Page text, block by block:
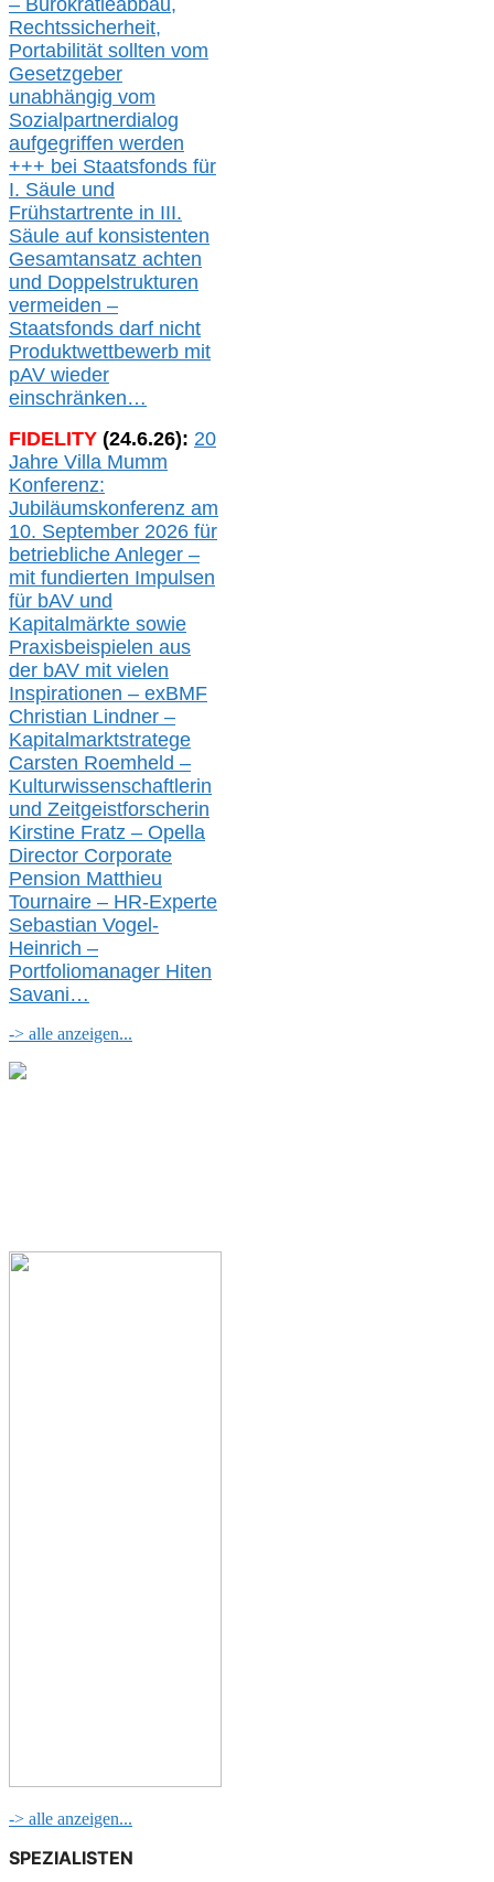
– Bürokratieabbau,
Rechtssicherheit,
Portabilität sollten vom
Gesetzgeber
unabhängig vom
Sozialpartnerdialog
aufgegriffen werden
+++ bei Staatsfonds für
I. Säule und
Frühstartrente in III.
Säule auf konsistenten
Gesamtansatz achten
und Doppelstrukturen
vermeiden –
Staatsfonds darf nicht
Produktwettbewerb mit
pAV wieder
einschränken…
FIDELITY (24.6.26): 20
Jahre Villa Mumm
Konferenz:
Jubiläumskonferenz am
10. September 2026 für
betriebliche Anleger –
mit fundierten Impulsen
für bAV und
Kapitalmärkte sowie
Praxisbeispielen aus
der bAV mit vielen
Inspirationen – exBMF
Christian Lindner –
Kapitalmarktstratege
Carsten Roemheld –
Kulturwissenschaftlerin
und Zeitgeistforscherin
Kirstine Fratz – Opella
Director Corporate
Pension Matthieu
Tournaire – HR-Experte
Sebastian Vogel-
Heinrich –
Portfoliomanager Hiten
Savani…
-> alle anzeigen...
-> alle anzeigen...
SPEZIALISTEN